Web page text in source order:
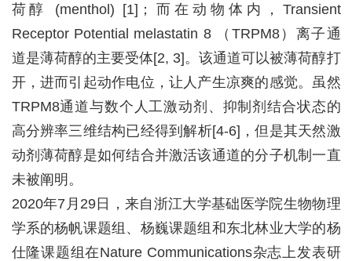
荷醇
(menthol) [1] ；而在动物体内， Transient
Receptor Potential melastatin 8
（ TRPM8）离子通
道是薄荷醇的主要受体[2, 3]。该通道可以被薄荷醇打
开，进而引起动作电位，让人产生凉爽的感觉。虽然
TRPM8通道与数个人工激动剂、抑制剂结合状态的
高分辨率三维结构已经得到解析[4-6] ，但是其天然激
动剂薄荷醇是如何结合并激活该通道的分子机制一直
未被阐明。
2020年7 月 29日，来自浙江大学基础医学院生物物理
学系的杨帆课题组、杨巍课题组和东北林业大学的杨
仕隆课题组在Nature Communications杂志上发表研